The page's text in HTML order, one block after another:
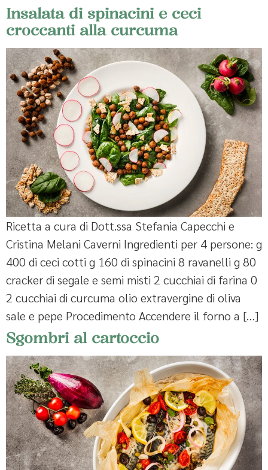
Insalata di spinacini e ceci
croccanti alla curcuma
Ricetta a cura di Dott.ssa Stefania Capecchi e
Cristina Melani Caverni Ingredienti per 4 persone: g
400 di ceci cotti g 160 di spinacini 8 ravanelli g 80
cracker di segale e semi misti 2 cucchiai di farina 0
2 cucchiai di curcuma olio extravergine di oliva
sale e pepe Procedimento Accendere il forno a […]
Sgombri al cartoccio